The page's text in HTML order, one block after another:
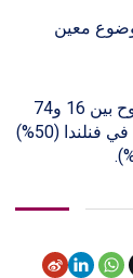
معين
حسب معطيات الوكالة الأوروبية للإحصائيات في عام 2022 اجتاز 26% من سكان الاتحاد الأوربي في سن يتراوح بين 16 و74
على الأقل دورة عبر الإنترنت أو استخدموا مواد التعلم عبر الإنترنت. لوحظ أكبر طلب على التعلم عبر الإنترنت في فنلندا (50%)